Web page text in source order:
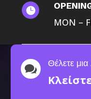

MON –
 Θέλετε